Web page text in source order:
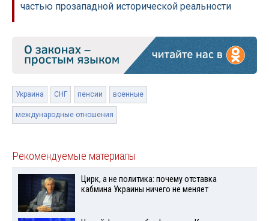
частью прозападной исторической реальности
Украина СНГ пенсии военные
международные отношения
Рекомендуемые материалы
Цирк, а не политика: почему отставка
кабмина Украины ничего не меняет